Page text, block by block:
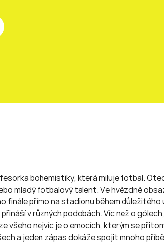
bohemistiky, která miluje fotbal.
mladý fotbalový talent. Ve hvězdně
finále přímo na stadionu během
v různých podobách. Víc než o
všeho nejvíc je o emocích, kterým se
a jeden zápas dokáže spojit mnoho